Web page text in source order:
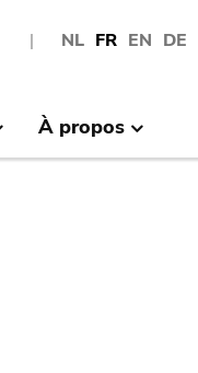
NL FR EN DE
À propos